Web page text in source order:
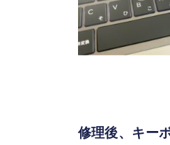
修理後、キー